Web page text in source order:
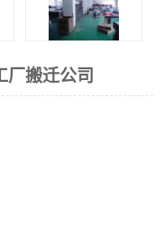
厂搬迁公司